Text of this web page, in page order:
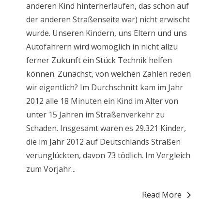
anderen Kind hinterherlaufen, das schon auf
der anderen Straßenseite war) nicht erwischt
wurde. Unseren Kindern, uns Eltern und uns
Autofahrern wird womöglich in nicht allzu
ferner Zukunft ein Stück Technik helfen
können. Zunächst, von welchen Zahlen reden
wir eigentlich? Im Durchschnitt kam im Jahr
2012 alle 18 Minuten ein Kind im Alter von
unter 15 Jahren im Straßenverkehr zu
Schaden. Insgesamt waren es 29.321 Kinder,
die im Jahr 2012 auf Deutschlands Straßen
verunglückten, davon 73 tödlich. Im Vergleich
zum Vorjahr...
Read More